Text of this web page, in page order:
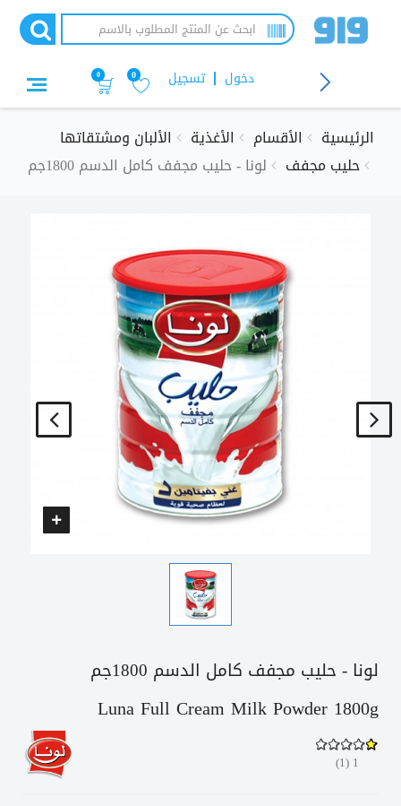
تسجيل دخول 0
0
الرئيسية الأقسام الأغذية
الألبان ومشتقاتها
حليب مجفف
لونا - حليب مجفف كامل الدسم 1800جم
لونا - حليب مجفف كامل الدسم 1800جم
Luna Full Cream Milk Powder 1800g
1
(
1
)